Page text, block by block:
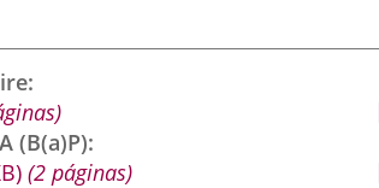
(B(a)P)
)(2 páginas)